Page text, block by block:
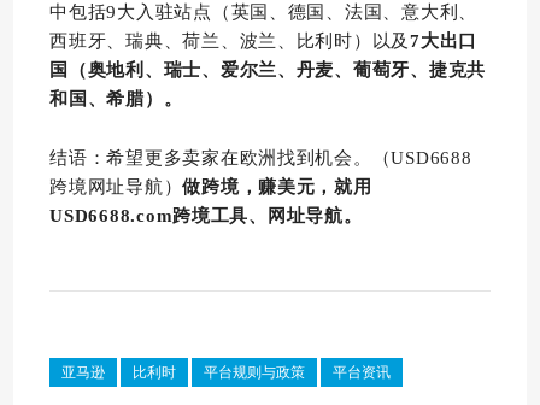
中包括9大入驻站点（英国、德国、法国、意大利、
西班牙、瑞典、荷兰、波兰、比利时）以及7大出口
国（奥地利、瑞士、爱尔兰、丹麦、葡萄牙、捷克共
和国、希腊）。
结语：希望更多卖家在欧洲找到机会。（USD6688
跨境网址导航）做跨境，赚美元，就用
USD6688.com跨境工具、网址导航。
亚马逊 比利时 平台规则与政策 平台资讯